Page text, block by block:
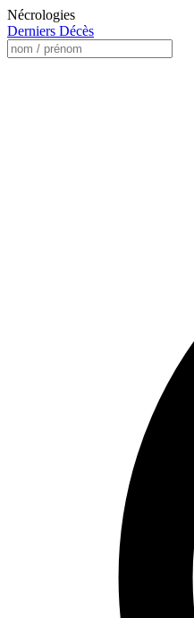
Nécrologies
Derniers Décès